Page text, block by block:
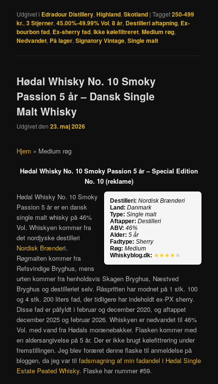
Udgivet i Edradour Distillery,Highland,Skotland |Tagget250-499
kr.,3 Stjerner,45.00%-49.99% Vol,8 år, Destilleri aftapning, Ex-
bourbon fad, Ex-sherry fad,Ikke kølefiltreret,Medium røg,
Nedvandet, På lager,Signatory Vintage,Single malt
Hødal Whisky No. 10 Smoky
Passion 5 år – Dansk Single
Malt Whisky
Udgivet den23. maj 2026
Hjem » Medium røg
Hødal Whisky No. 10 Smoky Passion 5 år – Special Edition
No. 10 (reklame)
Destilleri: Nordisk Brænderi
Land: Danmark
Type: Single malt
Aftapper: Destilleri
ABV: 46%
Alder: 5 år
Fadtype: Sherry
Røg: Medium
Whiskyblog.dk: ★★★★ ★
Hødal Whisky No. 10 Smoky
Passion 5 år er en dansk
single malt whisky på 46%
Vol. Whiskyen kommer fra
det nordjyske destilleri
Nordisk Brænderi.
Røgmalten kommer fra
Refsvindige Bryghus, mens
urten kommer fra henholdsvis Skagen Bryghus, Næstved
Bryghus og destilleriet selv. Råspritten har modnet på 1 stk. 100
og 4 stk. 200 liters fad, der tidligere har indeholdt ex-PX sherry.
Disse fad er påfyldt i februar og december 2020, og aftappet
december 2025 og februar 2026. Whiskyen er nedvandet til 46%
Vol. med vand fra Hødals morænebakker. Flasken kommer med
en aldersangivelse på 5 år. Der er ikke brugt kølefittrering under
fremstillingen. Jeg blev foræret denne flaske til anmeldelse på
bloggen, da jeg var tilfadsmagning af min fadandel i Hødal Single
Estate Peated Whisky. Flaske har nummer #59.